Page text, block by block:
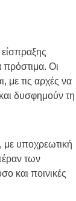
πρόστιμα. Οι
με τις αρχές να
δυσφημούν τη
με υποχρεωτική
των
και ποινικές